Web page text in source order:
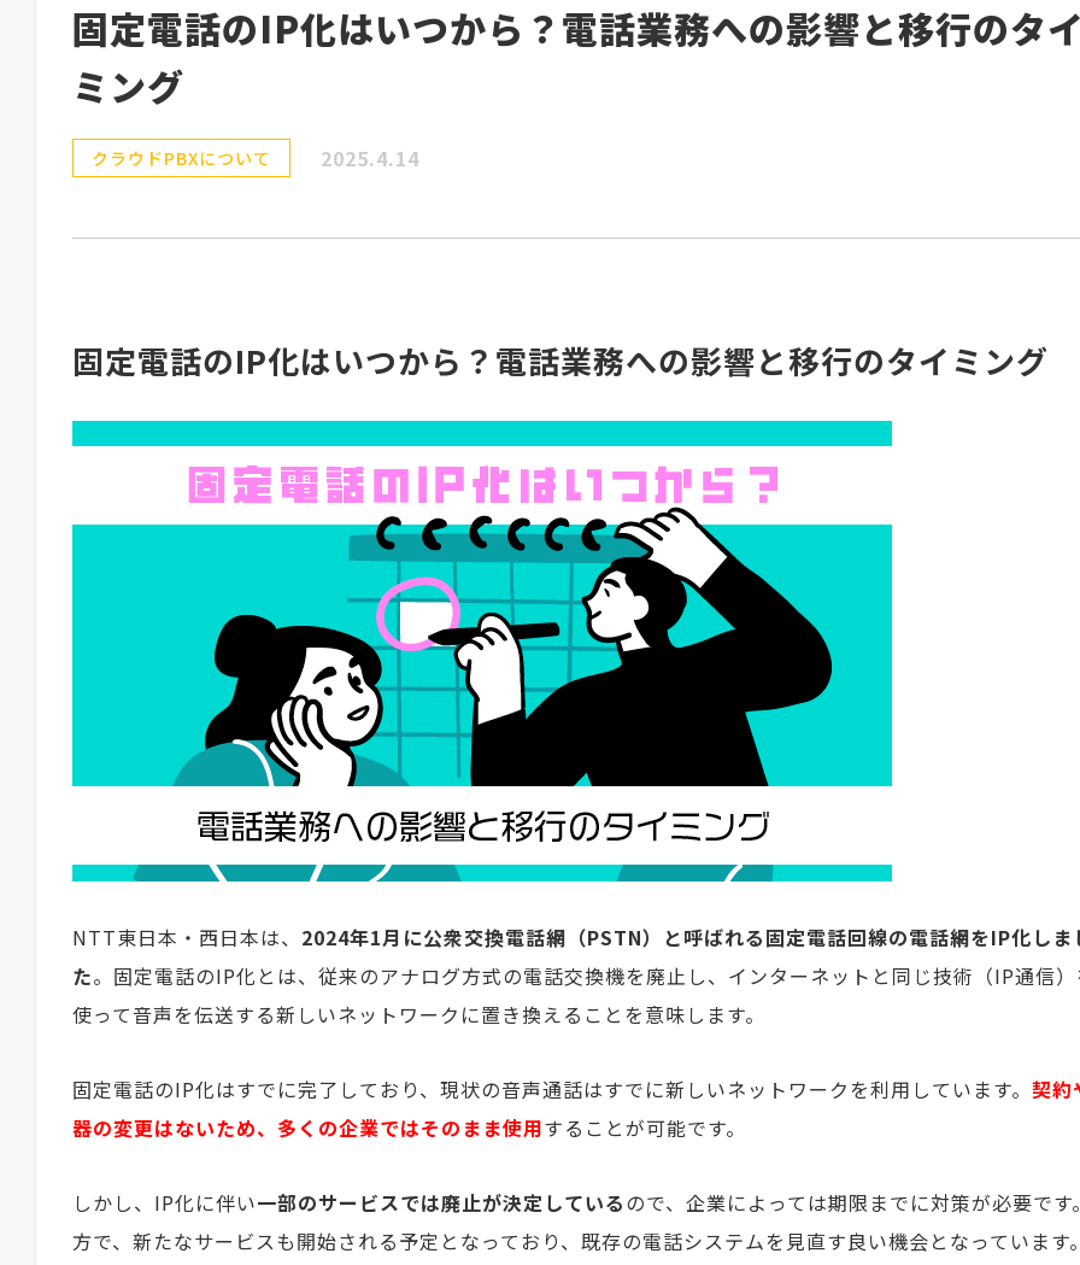
固定電話のIP化はいつから？電話業務への影響と移行のタ
ミング
クラウドPBXについて 2025.4.14
固定電話のIP化はいつから？電話業務への影響と移行のタイミング
NTT東日本・西日本は、 2024年1月に公衆交換電話網（PSTN）と呼ばれる固定電話回線の電話網をIP化しま
た。固定電話のIP化とは、従来のアナログ方式の電話交換機を廃止し、インターネットと同じ技術（IP通信
使って音声を伝送する新しいネットワークに置き換えることを意味します。
固定電話のIP化はすでに完了しており、現状の音声通話はすでに新しいネットワークを利用しています。 契約
器の変更はないため、多くの企業ではそのまま使用することが可能です。
しかし、IP化に伴い一部のサービスでは廃止が決定しているので、企業によっては期限までに対策が必要です
方で、新たなサービスも開始される予定となっており、既存の電話システムを見直す良い機会となっています